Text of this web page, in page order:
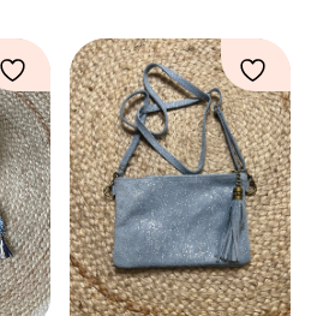
35,00 €.25,00 €.